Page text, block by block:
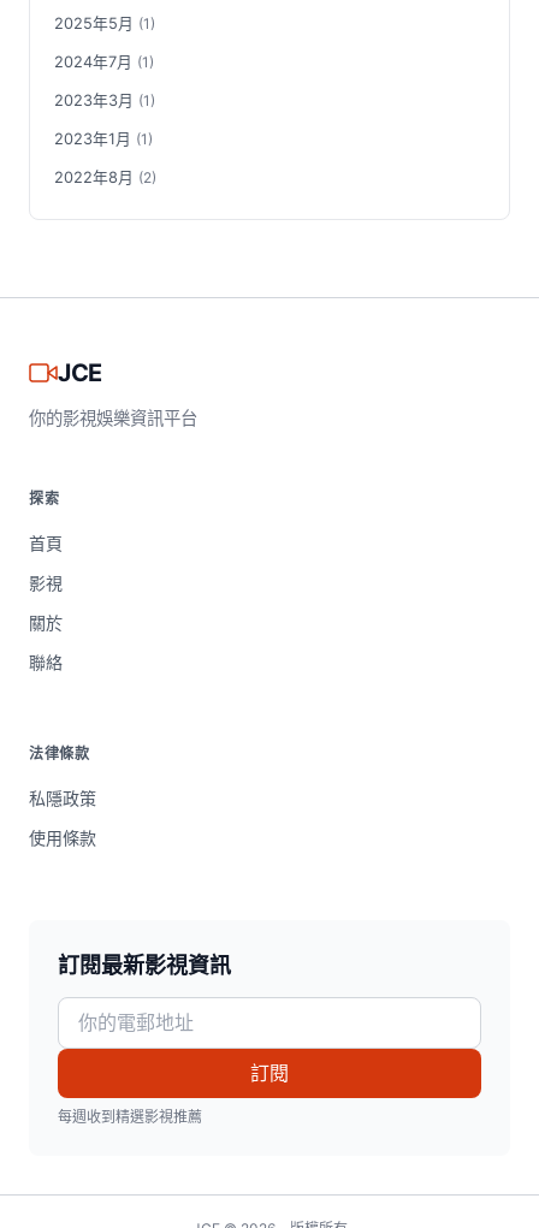
2025年5月 (1)
2024年7月 (1)
2023年3月 (1)
2023年1月 (1)
2022年8月 (2)
JCE
你的影視娛樂資訊平台
探索
首頁
影視
關於
聯絡
法律條款
私隱政策
使用條款
訂閱最新影視資訊
訂閱
每週收到精選影視推薦